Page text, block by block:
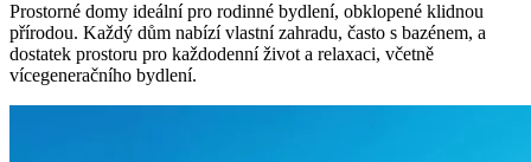
Prostorné domy ideální pro rodinné bydlení, obklopené klidnou
přírodou. Každý dům nabízí vlastní zahradu, často s bazénem, a
dostatek prostoru pro každodenní život a relaxaci, včetně
vícegeneračního bydlení.